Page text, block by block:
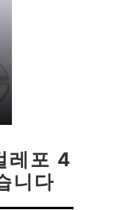
레포 4
니다